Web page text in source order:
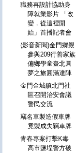
職務再設計協助身
障就業影片 「改
變，從這裡開
始」首播記者會
(影音新聞)金門鄉親
參與209行善家族
偏鄉學童臺北圓
夢之旅圓滿達陣
金門金城鎮北門社
區召開治安會議
警民交流
竊名車製造假車牌
竟製成失竊車牌
青春專案打擊K毒
高市鹽埕警方破